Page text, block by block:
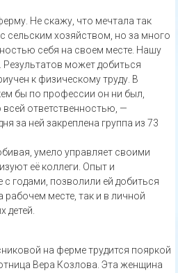
Не скажу, что мечтала так
сельским хозяйством, но за много
себя на своем месте. Нашу
Результатов может добиться
к физическому труду. В
бы по профессии он ни был,
всей ответственностью, —
за ней закреплена группа из 73
умело управляет своими
её коллеги. Опыт и
с годами, позволили ей добиться
рабочем месте, так и в личной
детей.
на ферме трудится пояркой
Вера Козлова. Эта женщина